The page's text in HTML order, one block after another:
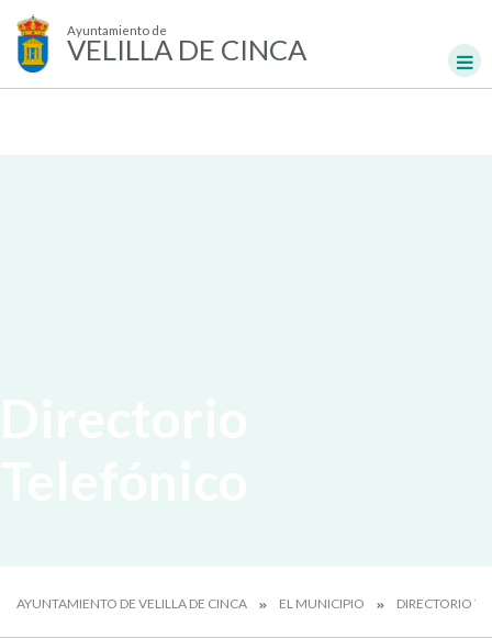
Ayuntamiento de
VELILLA DE CINCA
AYUNTAMIENTO DE VELILLA DE CINCA EL MUNICIPIO DIRECTORIO